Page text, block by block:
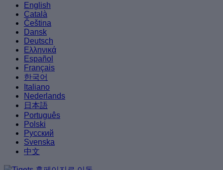
English
Català
Čeština
Dansk
Deutsch
Ελληνικά
Español
Français
한국어
Italiano
Nederlands
日本語
Português
Polski
Русский
Svenska
中文